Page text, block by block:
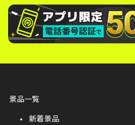
景品一覧
新着景品